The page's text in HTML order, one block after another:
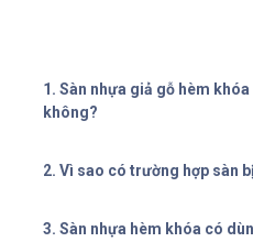
1. Sàn nhựa giả gỗ hèm
không?
2. Vì sao có trường hợp sàn
3. Sàn nhựa hèm khóa có